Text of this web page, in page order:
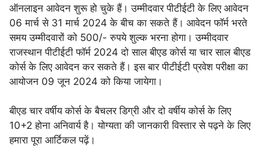
ऑनलाइन आवेदन शुरू हो चुके हैं। उम्मीदवार पीटीईटी के लिए आवेदन
06 मार्च से 31 मार्च 2024 के बीच का सकते हैं। आवेदन फॉर्म भरते
समय उम्मीदवारों को 500/- रुपये शुल्क भरना होगा। उम्मीदवार
राजस्थान पीटीईटी फॉर्म 2024 दो साल बीएड कोर्स या चार साल बीएड
कोर्स के लिए आवेदन कर सकते हैं। इस बार पीटीईटी प्रवेश परीक्षा का
आयोजन 09 जून 2024 को किया जायेगा।
बीएड चार वर्षीय कोर्स के बैचलर डिग्री और दो वर्षीय कोर्स के लिए
10+2 होना अनिवार्य है। योग्यता की जानकारी विस्तार से पढ़ने के लिए
हमारा पूरा आर्टिकल पढ़ें।